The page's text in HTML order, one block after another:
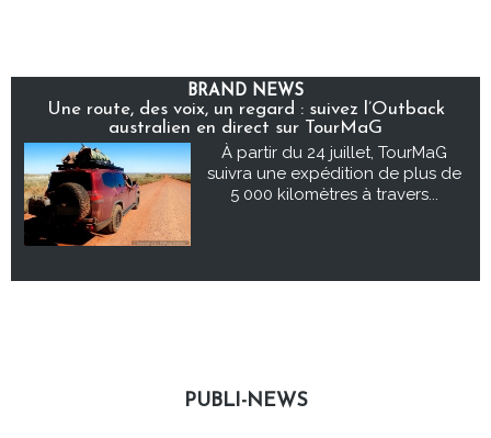
BRAND NEWS
Une route, des voix, un regard : suivez l’Outback
australien en direct sur TourMaG
À partir du 24 juillet, TourMaG
suivra une expédition de plus de
5 000 kilomètres à travers...
PUBLI-NEWS